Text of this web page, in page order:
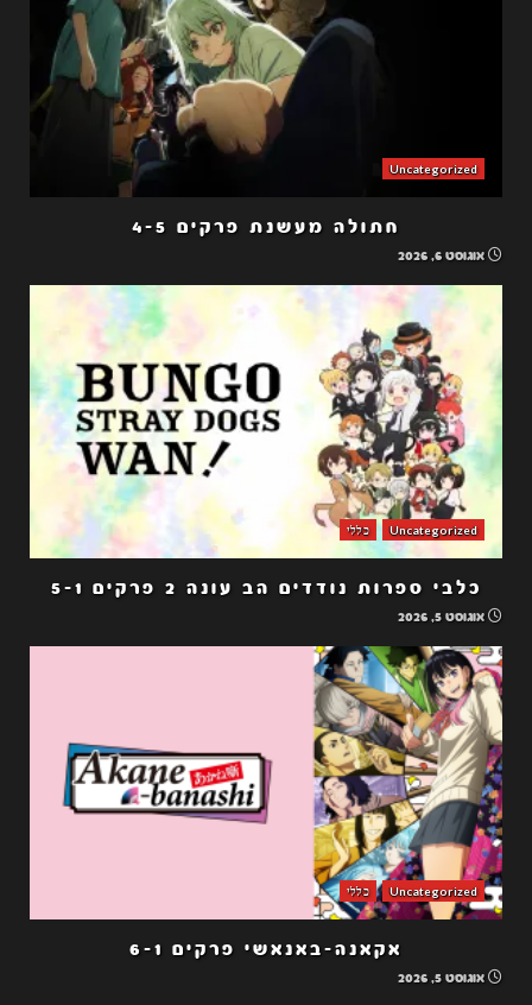
Uncategorized
חתולה מעשנת פרקים 4-5
אוגוסט 6, 2026
Uncategorized כללי
כלבי ספרות נודדים הב עונה 2 פרקים 5-1
אוגוסט 5, 2026
Uncategorized כללי
אקאנה-באנאשי פרקים 6-1
אוגוסט 5, 2026